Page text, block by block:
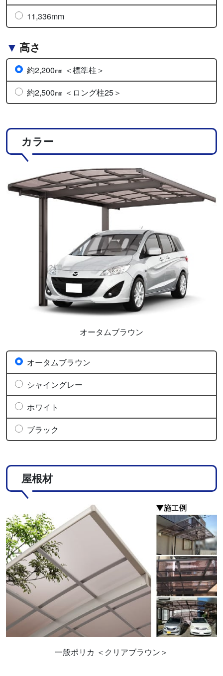
11,336mm
高さ
約2,200㎜ ＜標準柱＞
約2,500㎜ ＜ロング柱25＞
カラー
オータムブラウン
オータムブラウン
シャイングレー
ホワイト
ブラック
屋根材
一般ポリカ ＜クリアブラウン＞